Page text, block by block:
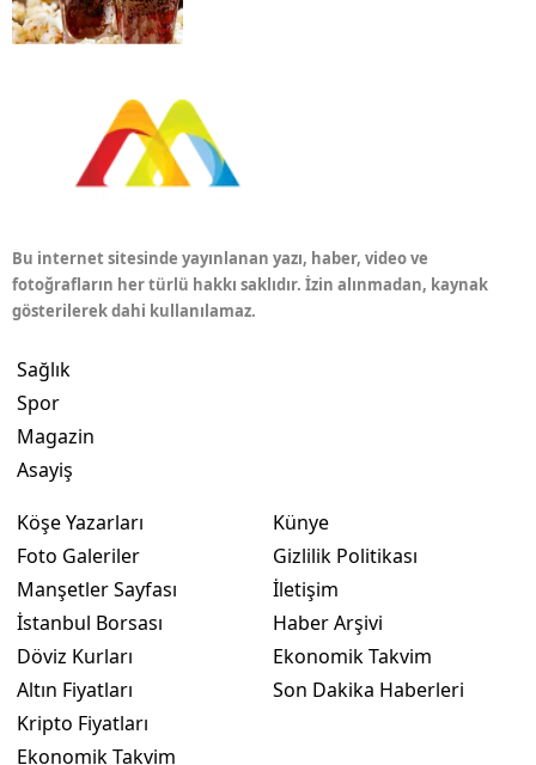
Bu internet sitesinde yayınlanan yazı, haber, video ve
fotoğrafların her türlü hakkı saklıdır. İzin alınmadan, kaynak
gösterilerek dahi kullanılamaz.
Sağlık
Spor
Magazin
Asayiş
Köşe Yazarları
Foto Galeriler
Manşetler Sayfası
İstanbul Borsası
Döviz Kurları
Altın Fiyatları
Kripto Fiyatları
Ekonomik Takvim
Künye
Gizlilik Politikası
İletişim
Haber Arşivi
Ekonomik Takvim
Son Dakika Haberleri